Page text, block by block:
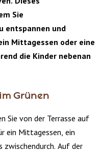
Sie
entspannen und
Mittagessen oder eine
die Kinder nebenan
Grünen
Sie von der Terrasse auf
ein Mittagessen, ein
zwischendurch. Auf der